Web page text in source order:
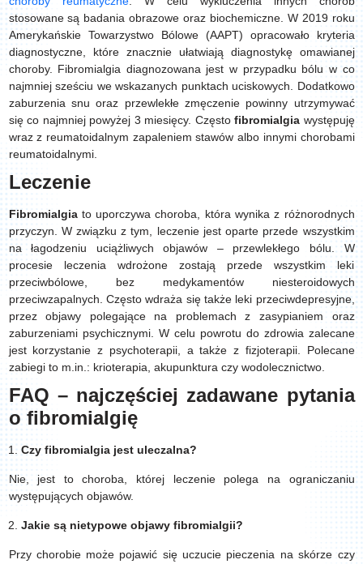
stosowane są badania obrazowe oraz biochemiczne. W 2019 roku
Amerykańskie Towarzystwo Bólowe (AAPT) opracowało kryteria
diagnostyczne, które znacznie ułatwiają diagnostykę omawianej
choroby. Fibromialgia diagnozowana jest w przypadku bólu w co
najmniej sześciu we wskazanych punktach uciskowych. Dodatkowo
zaburzenia snu oraz przewlekłe zmęczenie powinny utrzymywać
się co najmniej powyżej 3 miesięcy. Często fibromialgia występuję
wraz z reumatoidalnym zapaleniem stawów albo innymi chorobami
reumatoidalnymi.
Leczenie
Fibromialgiato uporczywa choroba, która wynika z różnorodnych
przyczyn. W związku z tym, leczenie jest oparte przede wszystkim
na łagodzeniu uciążliwych objawów – przewlekłego bólu. W
procesie leczenia wdrożone zostają przede wszystkim leki
przeciwbólowe, bez medykamentów niesteroidowych
przeciwzapalnych. Często wdraża się także leki przeciwdepresyjne,
przez objawy polegające na problemach z zasypianiem oraz
zaburzeniami psychicznymi. W celu powrotu do zdrowia zalecane
jest korzystanie z psychoterapii, a także z fizjoterapii. Polecane
zabiegi to m.in.: krioterapia, akupunktura czy wodolecznictwo.
FAQ – najczęściej zadawane pytania
o fibromialgię
Czy fibromialgia jest uleczalna?
Nie, jest to choroba, której leczenie polega na ograniczaniu
występujących objawów.
Jakie są nietypowe objawy fibromialgii?
Przy chorobie może pojawić się uczucie pieczenia na skórze czy